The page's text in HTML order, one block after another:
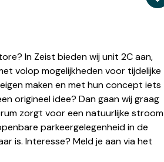
In Zeist bieden wij unit 2C aan,
volop mogelijkheden voor tijdelijke
maken en met hun concept iets
origineel idee? Dan gaan wij graag
zorgt voor een natuurlijke stroom
parkeergelegenheid in de
is. Interesse? Meld je aan via het